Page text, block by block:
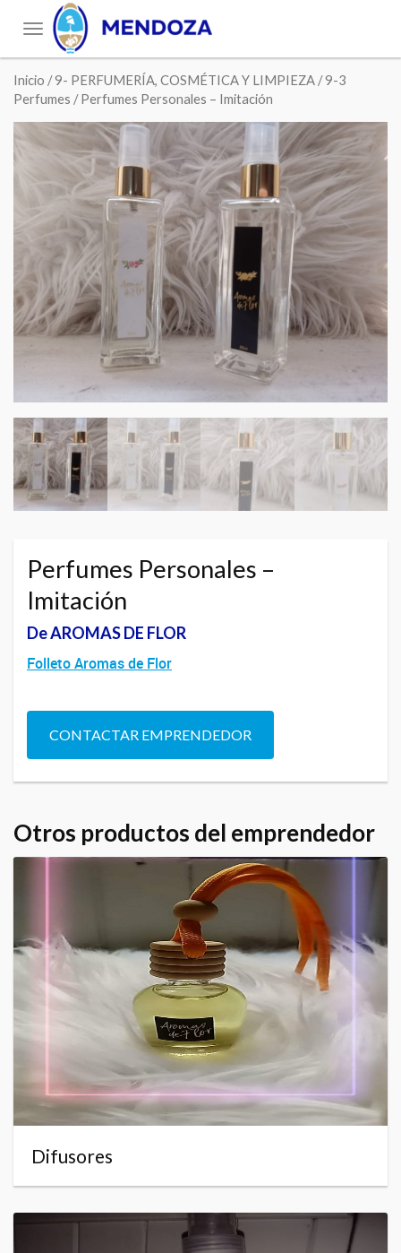
Toggle
navigation
Inicio /9- PERFUMERÍA, COSMÉTICA Y LIMPIEZA /9-3
Perfumes / Perfumes Personales – Imitación
Perfumes Personales –
Imitación
De AROMAS DE FLOR
Folleto Aromas de Flor
CONTACTAR EMPRENDEDOR
Otros productos del emprendedor
Difusores